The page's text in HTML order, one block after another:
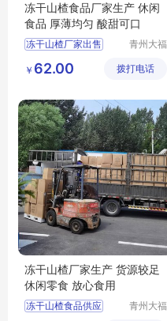
冻干山楂食品厂家生产 休闲
食品 厚薄均匀 酸甜可口
冻干山楂厂家出售
冻干山楂食品生产厂家
冻干山楂食品厂家
青州大福
展有限公
￥ 62.00 拨打电话
冻干山楂厂家生产 货源较足
休闲零食 放心食用
冻干山楂食品供应
青州大福